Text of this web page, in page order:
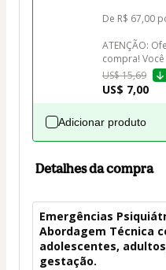
De R$ 67,00
ATENÇÃO:
compra!
US$ 15,69
US$ 7,00
Adicionar produto
Detalhes da compra
Emergências
Abordagem Técnica
adolescentes,
gestação.